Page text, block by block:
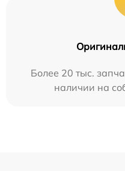
Более 20 тыс.
наличии на